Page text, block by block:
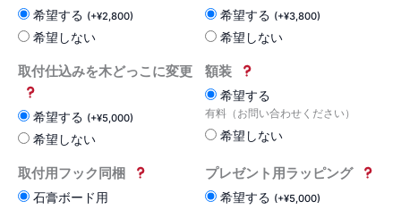
希望する (+¥2,800)
希望しない
希望する (+¥3,800)
希望しない
取付仕込みを木どっこに変更
希望する (+¥5,000)
希望しない
額装
希望する
有料（お問い合わせください）
希望しない
取付用フック同梱
石膏ボード用
プレゼント用ラッピング
希望する (+¥5,000)